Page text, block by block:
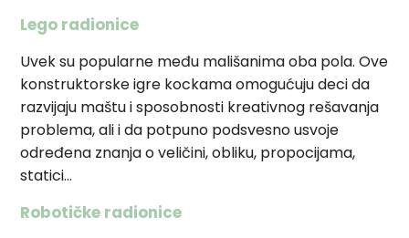
Lego radionice
Uvek su popularne među mališanima oba pola. Ove
konstruktorske igre kockama omogućuju deci da
razvijaju maštu i sposobnosti kreativnog rešavanja
problema, ali i da potpuno podsvesno usvoje
određena znanja o veličini, obliku, propocijama,
statici…
Robotičke radionice